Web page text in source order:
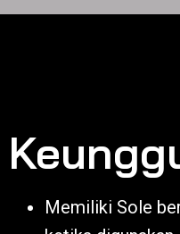
Memiliki Sole